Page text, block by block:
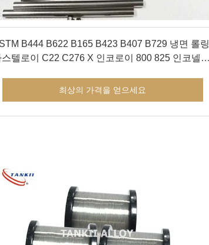
B444 B622 B165 B423 B407 B729 냉면 롤링
스텔로이 C22 C276 X 인코로이 800 825 인코넬
최상의 가격을 얻으세요